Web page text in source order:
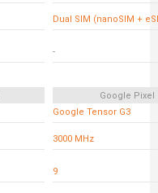
Dual SIM (nanoSIM +
-
Google Pixel
Google Tensor G3
3000 MHz
9